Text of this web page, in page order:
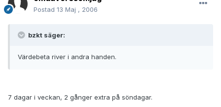
Postad 13 Maj , 2006
bzkt säger:
Värdebeta river i andra handen.
7 dagar i veckan, 2 gånger extra på söndagar.